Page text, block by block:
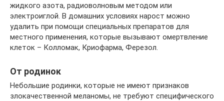
жидкого азота, радиоволновым методом или
электроиглой. В домашних условиях нарост можно
удалить при помощи специальных препаратов для
местного применения, которые вызывают омертвление
клеток – Колломак, Криофарма, Ферезол.
От родинок
Небольшие родинки, которые не имеют признаков
злокачественной меланомы, не требуют специфического